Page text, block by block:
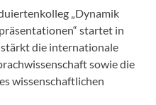
„Dynamik
startet in
die internationale
sowie die
wissenschaftlichen